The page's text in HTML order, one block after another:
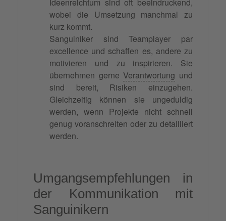
Ideenreichtum sind oft beeindruckend,
wobei die Umsetzung manchmal zu
kurz kommt.
Sanguiniker sind Teamplayer par
excellence und schaffen es, andere zu
motivieren und zu inspirieren. Sie
übernehmen gerne Verantwortung und
sind bereit, Risiken einzugehen.
Gleichzeitig können sie ungeduldig
werden, wenn Projekte nicht schnell
genug voranschreiten oder zu detailliert
werden.
Umgangsempfehlungen in
der Kommunikation mit
Sanguinikern